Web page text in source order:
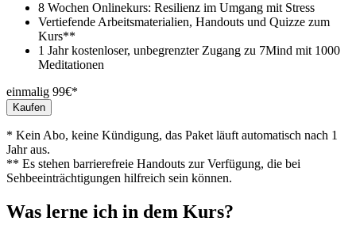
8 Wochen Onlinekurs: Resilienz im Umgang mit Stress
Vertiefende Arbeitsmaterialien, Handouts und Quizze zum
Kurs**
1 Jahr kostenloser, unbegrenzter Zugang zu 7Mind mit 1000
Meditationen
einmalig 99€*
Kaufen
* Kein Abo, keine Kündigung, das Paket läuft automatisch nach 1
Jahr aus.
** Es stehen barrierefreie Handouts zur Verfügung, die bei
Sehbeeinträchtigungen hilfreich sein können.
Was lerne ich in dem Kurs?